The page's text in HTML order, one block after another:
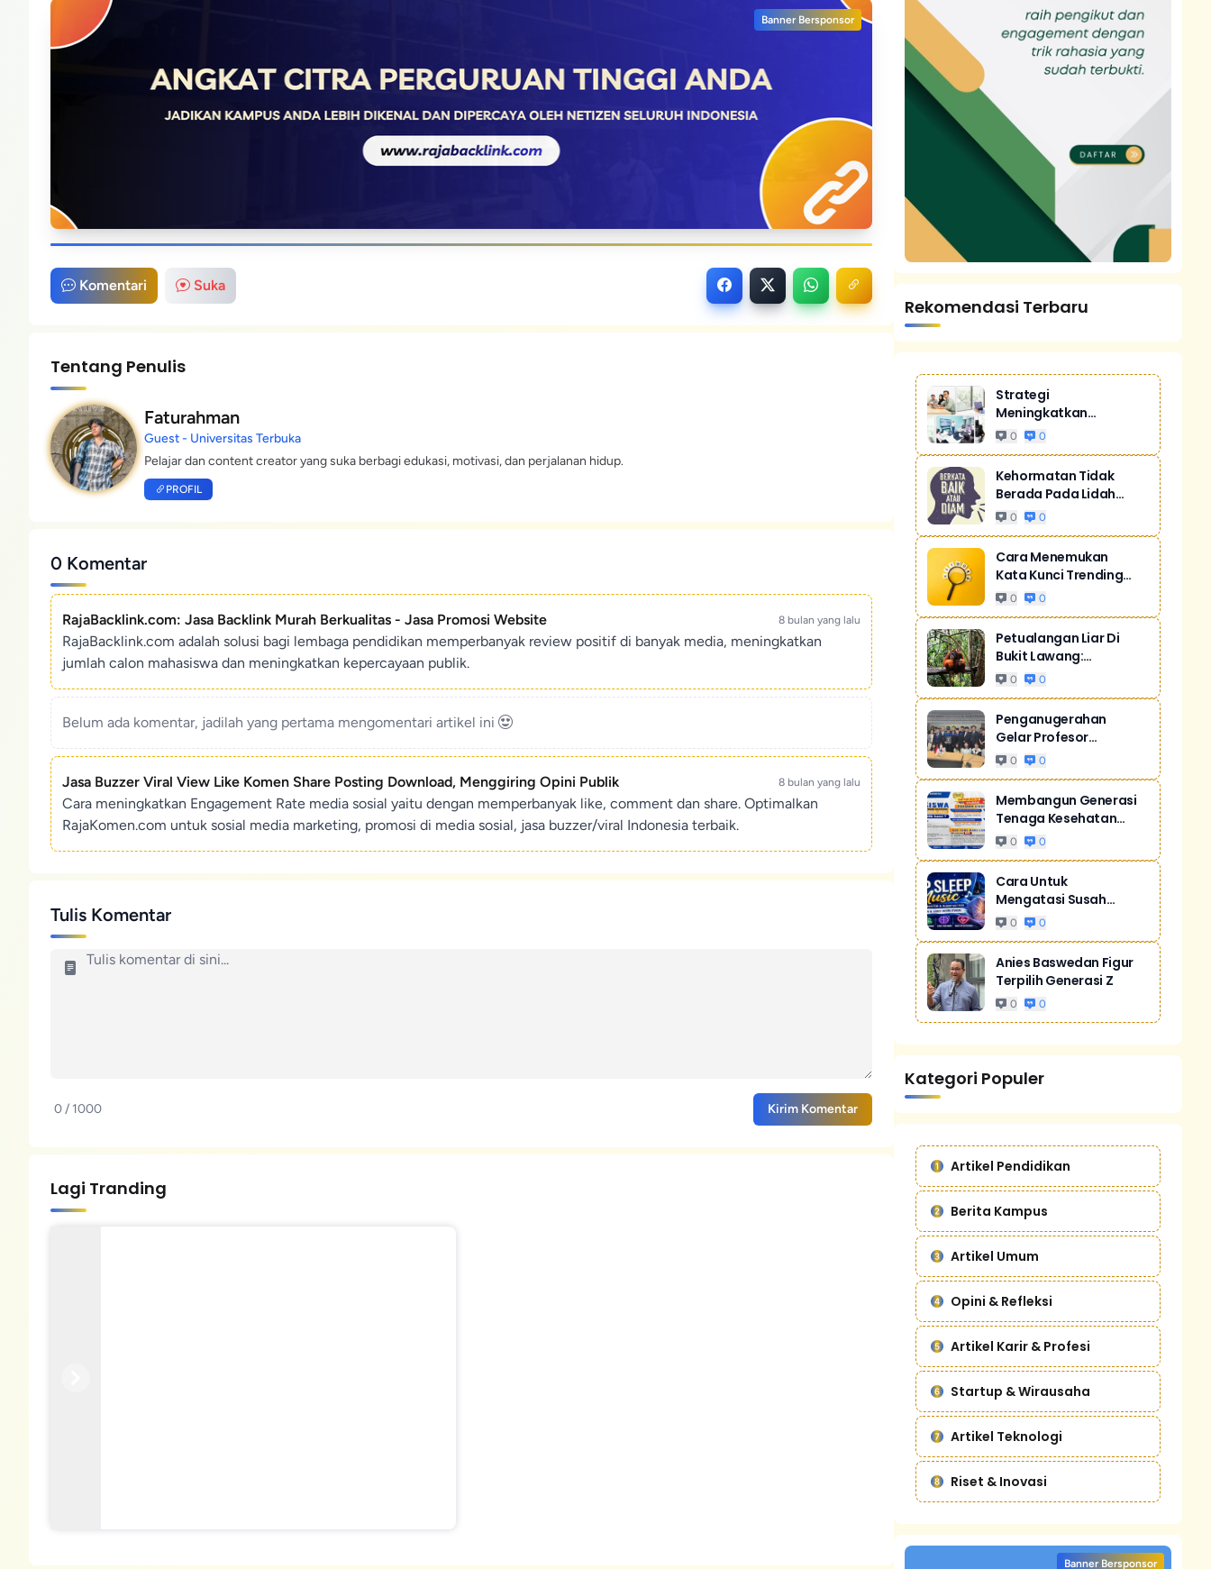
Banner Bersponsor
Komentari Suka
Tentang Penulis
Faturahman
Guest - Universitas Terbuka
Pelajar dan content creator yang suka berbagi edukasi, motivasi, dan perjalanan hidup.
PROFIL
0 Komentar
RajaBacklink.com: Jasa Backlink Murah Berkualitas - Jasa Promosi Website 8 bulan yang lalu
RajaBacklink.com adalah solusi bagi lembaga pendidikan memperbanyak review positif di banyak media, meningkatkan
jumlah calon mahasiswa dan meningkatkan kepercayaan publik.
Belum ada komentar, jadilah yang pertama mengomentari artikel ini
Jasa Buzzer Viral View Like Komen Share Posting Download, Menggiring Opini Publik 8 bulan yang lalu
Cara meningkatkan Engagement Rate media sosial yaitu dengan memperbanyak like, comment dan share. Optimalkan
RajaKomen.com untuk sosial media marketing, promosi di media sosial, jasa buzzer/viral Indonesia terbaik.
Tulis Komentar
0 / 1000 Kirim Komentar
Lagi Tranding
Rekomendasi Terbaru
Strategi
Meningkatkan
Penjualan Melalui
0 0
Kehormatan Tidak
Berada Pada Lidah
Yang Gemar Mere...
0 0
Cara Menemukan
Kata Kunci Trending
Untuk SEO
0 0
Petualangan Liar Di
Bukit Lawang:
Orangutan Sumatr...
0 0
Penganugerahan
Gelar Profesor
Kehormatan Dari Sill...
0 0
Membangun Generasi
Tenaga Kesehatan
Unggul Dan Men...
0 0
Cara Untuk
Mengatasi Susah
Tidur Akibat Stres
0 0
Anies Baswedan Figur
Terpilih Generasi Z
0 0
Kategori Populer
Artikel Pendidikan
Berita Kampus
Artikel Umum
Opini & Refleksi
Artikel Karir & Profesi
Startup & Wirausaha
Artikel Teknologi
Riset & Inovasi
Banner Bersponsor